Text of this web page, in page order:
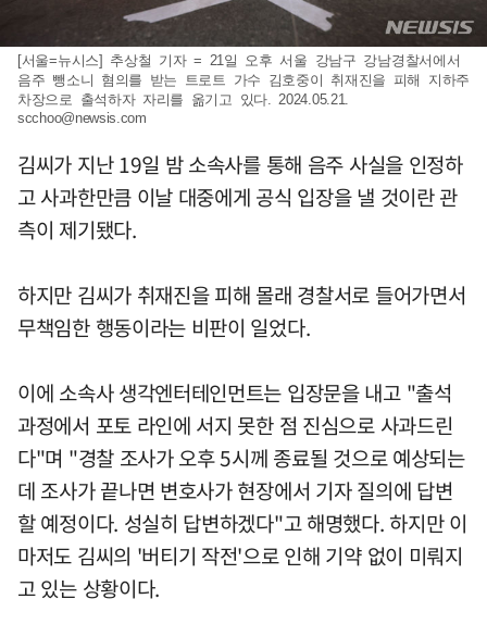
[서울=뉴시스] 추상철 기자 = 21일 오후 서울 강남구 강남경찰서에서
음주 뺑소니 혐의를 받는 트로트 가수 김호중이 취재진을 피해 지하주
차장으로 출석하자 자리를 옮기고 있다. 2024.05.21.
scchoo@newsis.com
김씨가 지난 19일 밤 소속사를 통해 음주 사실을 인정하
고 사과한만큼 이날 대중에게 공식 입장을 낼 것이란 관
측이 제기됐다.
하지만 김씨가 취재진을 피해 몰래 경찰서로 들어가면서
무책임한 행동이라는 비판이 일었다.
이에 소속사 생각엔터테인먼트는 입장문을 내고 "출석
과정에서 포토 라인에 서지 못한 점 진심으로 사과드린
다"며 "경찰 조사가 오후 5시께 종료될 것으로 예상되는
데 조사가 끝나면 변호사가 현장에서 기자 질의에 답변
할 예정이다. 성실히 답변하겠다"고 해명했다. 하지만 이
마저도 김씨의 '버티기 작전'으로 인해 기약 없이 미뤄지
고 있는 상황이다.